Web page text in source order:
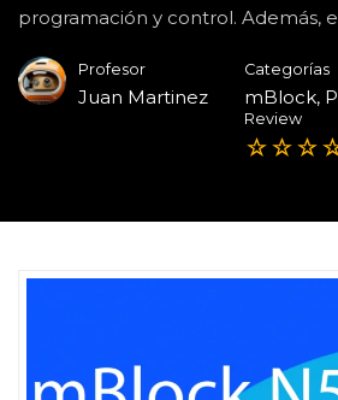
programación y control. Además,
Profesor
Juan Martinez
Categorías
mBlock,
Review